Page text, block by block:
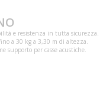
e resistenza in tutta sicurezza.
a 30 kg a 3,30 m di altezza.
supporto per casse acustiche.